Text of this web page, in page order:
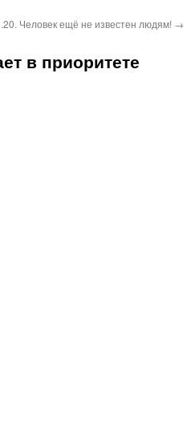
Человек ещё не известен людям! →
в приоритете